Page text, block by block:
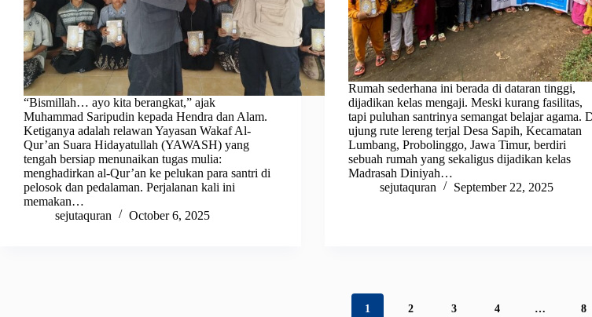
“Bismillah… ayo kita berangkat,” ajak
Muhammad Saripudin kepada Hendra dan Alam.
Ketiganya adalah relawan Yayasan Wakaf Al-
Qur’an Suara Hidayatullah (YAWASH) yang
tengah bersiap menunaikan tugas mulia:
menghadirkan al-Qur’an ke pelukan para santri di
pelosok dan pedalaman. Perjalanan kali ini
memakan…
sejutaquran
October 6, 2025
Rumah sederhana ini berada di dataran tinggi,
dijadikan kelas mengaji. Meski kurang fasilitas,
tapi puluhan santrinya semangat belajar agama.
ujung rute lereng terjal Desa Sapih, Kecamatan
Lumbang, Probolinggo, Jawa Timur, berdiri
sebuah rumah yang sekaligus dijadikan kelas
Madrasah Diniyah…
sejutaquran
September 22, 2025
1 2 3 4 … 8